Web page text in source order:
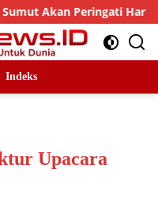
Peringati Harlah Ke-25
Indeks
Upacara